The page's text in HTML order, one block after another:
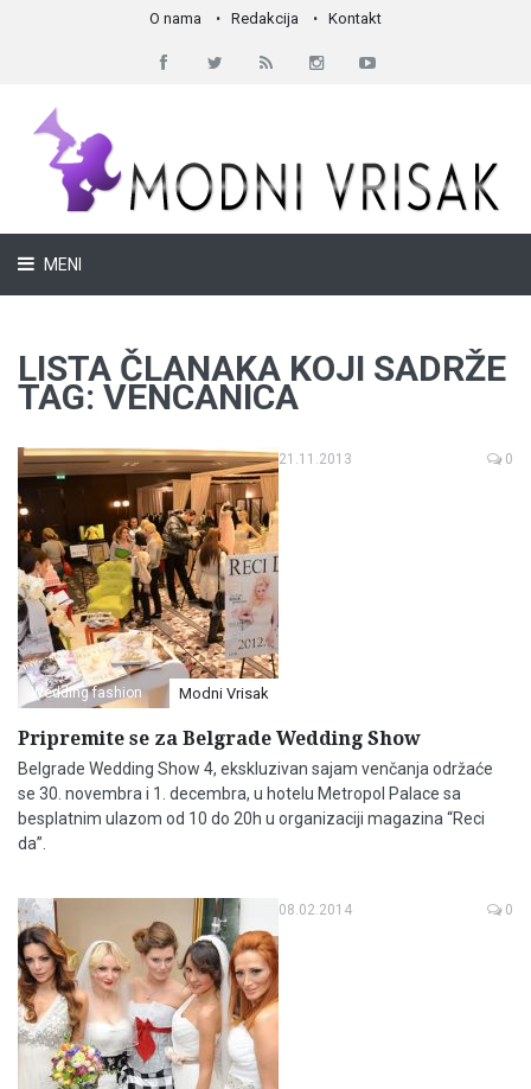
O nama Redakcija Kontakt
MENI
LISTA ČLANAKA KOJI SADRŽE
TAG: VENCANICA
Wedding fashion Modni Vrisak
21.11.2013 0
Pripremite se za Belgrade Wedding Show
Belgrade Wedding Show 4, ekskluzivan sajam venčanja održaće
se 30. novembra i 1. decembra, u hotelu Metropol Palace sa
besplatnim ulazom od 10 do 20h u organizaciji magazina “Reci
da”.
08.02.2014 0